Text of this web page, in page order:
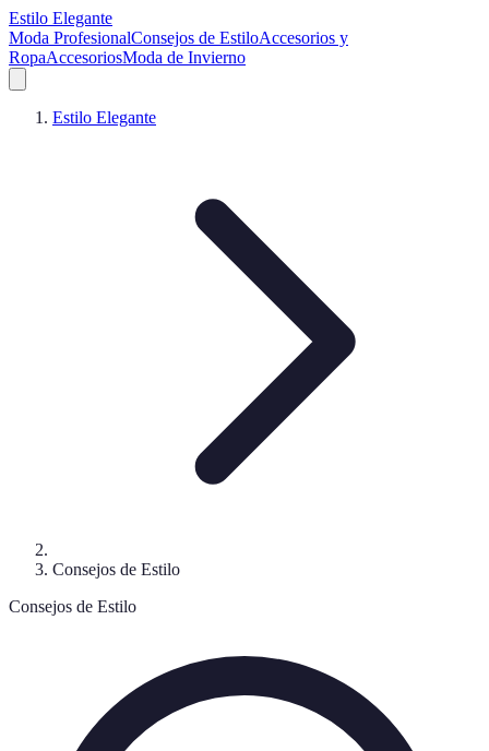
Estilo Elegante
Moda ProfesionalConsejos de EstiloAccesorios y
RopaAccesoriosModa de Invierno
Estilo Elegante
Consejos de Estilo
Consejos de Estilo